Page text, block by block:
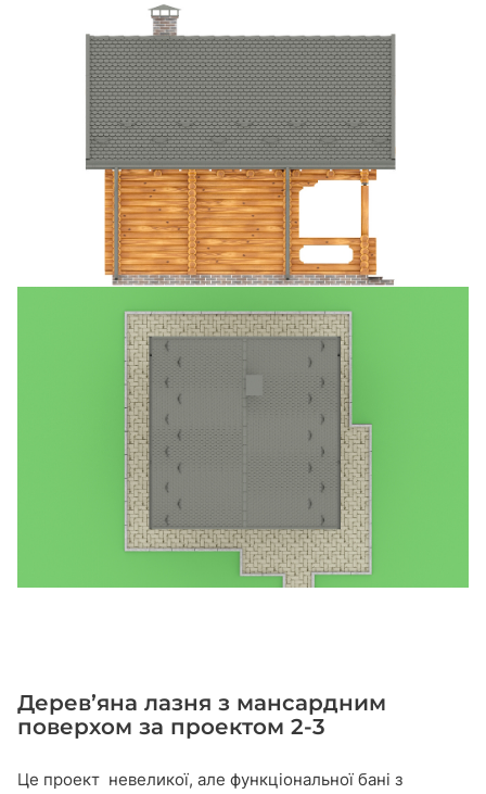
Дерев’яна лазня з мансардним
поверхом за проектом 2-3
Це проект невеликої, але функціональної бані з